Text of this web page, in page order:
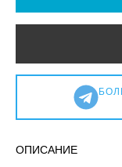
ОПИСАНИЕ